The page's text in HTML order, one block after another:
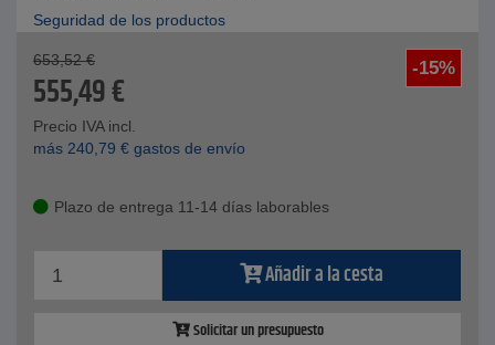
Seguridad de los productos
-15%
653,52 €
555,49€
Precio IVA incl.
más 240,79 € gastos de envío
Plazo de entrega 11-14 días laborables
Añadir a la cesta
Solicitar un presupuesto